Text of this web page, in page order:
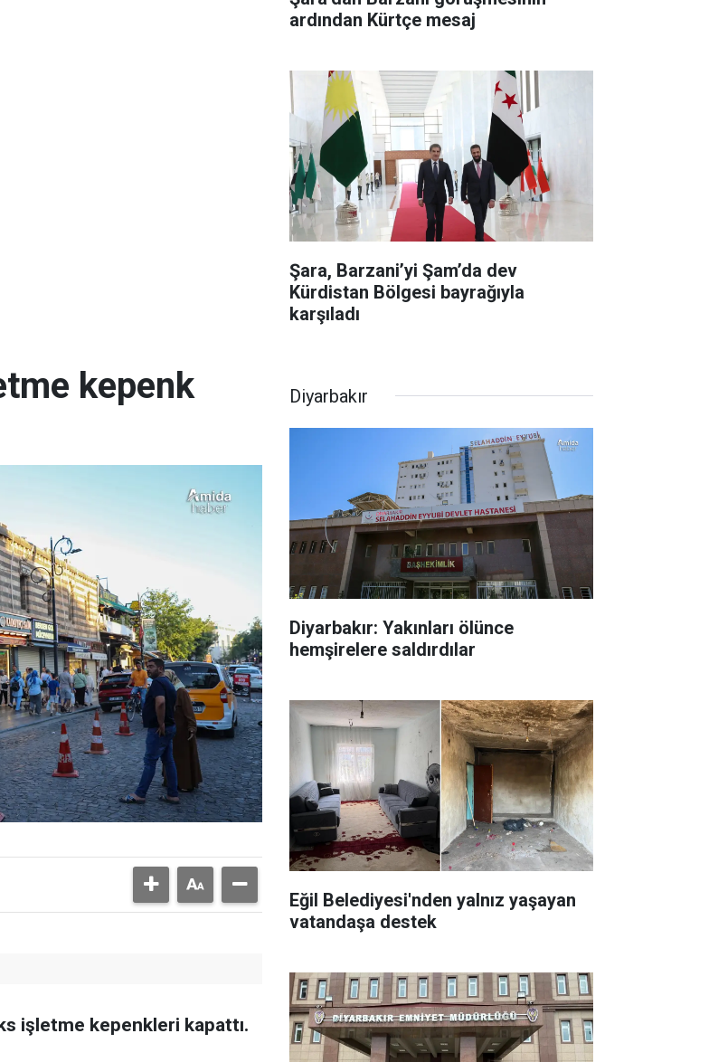
ardından Kürtçe mesaj
Şara, Barzani’yi Şam’da dev
Kürdistan Bölgesi bayrağıyla
karşıladı
kepenk
işletme kepenkleri kapattı.
Diyarbakır
Diyarbakır: Yakınları ölünce
hemşirelere saldırdılar
Eğil Belediyesi'nden yalnız yaşayan
vatandaşa destek